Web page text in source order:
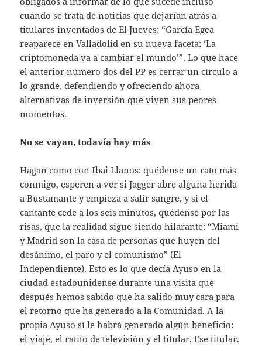
cuando se trata de noticias que dejarían atrás a
titulares inventados de El Jueves: “García Egea
reaparece en Valladolid en su nueva faceta: ‘La
criptomoneda va a cambiar el mundo’”. Lo que hace
el anterior número dos del PP es cerrar un círculo a
lo grande, defendiendo y ofreciendo ahora
alternativas de inversión que viven sus peores
momentos.
No se vayan, todavía hay más
Hagan como con Ibai Llanos: quédense un rato más
conmigo, esperen a ver si Jagger abre alguna herida
a Bustamante y empieza a salir sangre, y si el
cantante cede a los seis minutos, quédense por las
risas, que la realidad sigue siendo hilarante: “Miami
y Madrid son la casa de personas que huyen del
desánimo, el paro y el comunismo” (El
Independiente). Esto es lo que decía Ayuso en la
ciudad estadounidense durante una visita que
después hemos sabido que ha salido muy cara para
el retorno que ha generado a la Comunidad. A la
propia Ayuso sí le habrá generado algún beneficio:
el viaje, el ratito de televisión y el titular. Ese titular.